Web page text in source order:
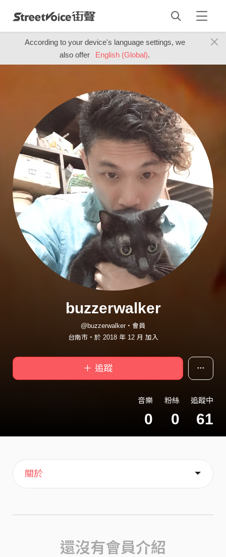
According to your device's language settings, we
also offer
English (Global).
buzzerwalker
@buzzerwalker・會員
台南市・於 2018 年 12 月 加入
＋ 追蹤
音樂
0
粉絲
0
追蹤中
61
主頁
歌單
喜歡
關於
還沒有會員介紹